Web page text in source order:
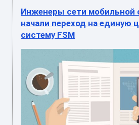
Инженеры сети мобильной
начали переход на единую
систему FSM